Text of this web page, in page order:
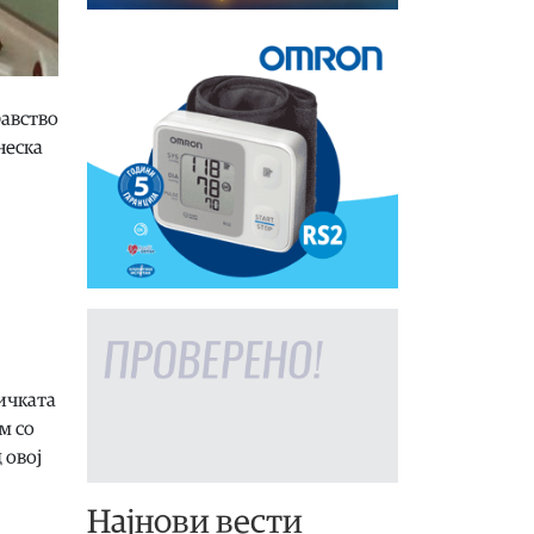
со
Најнови вести